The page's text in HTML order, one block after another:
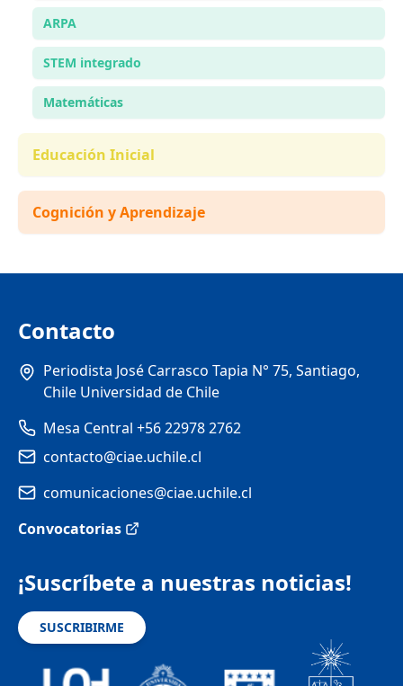
ARPA
STEM integrado
Matemáticas
Educación Inicial
Cognición y Aprendizaje
Contacto
Periodista José Carrasco Tapia N° 75, Santiago,
Chile Universidad de Chile
Mesa Central +56 22978 2762
contacto@ciae.uchile.cl
comunicaciones@ciae.uchile.cl
Convocatorias
¡Suscríbete a nuestras noticias!
SUSCRIBIRME